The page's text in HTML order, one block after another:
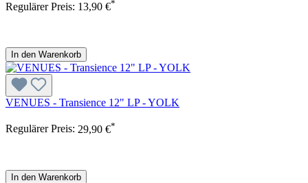
Regulärer Preis: 13,90 €*
In den Warenkorb
VENUES - Transience 12" LP - YOLK
Regulärer Preis: 29,90 €*
In den Warenkorb